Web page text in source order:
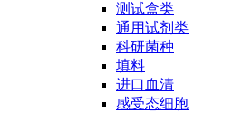
测试盒类
通用试剂类
科研菌种
填料
进口血清
感受态细胞